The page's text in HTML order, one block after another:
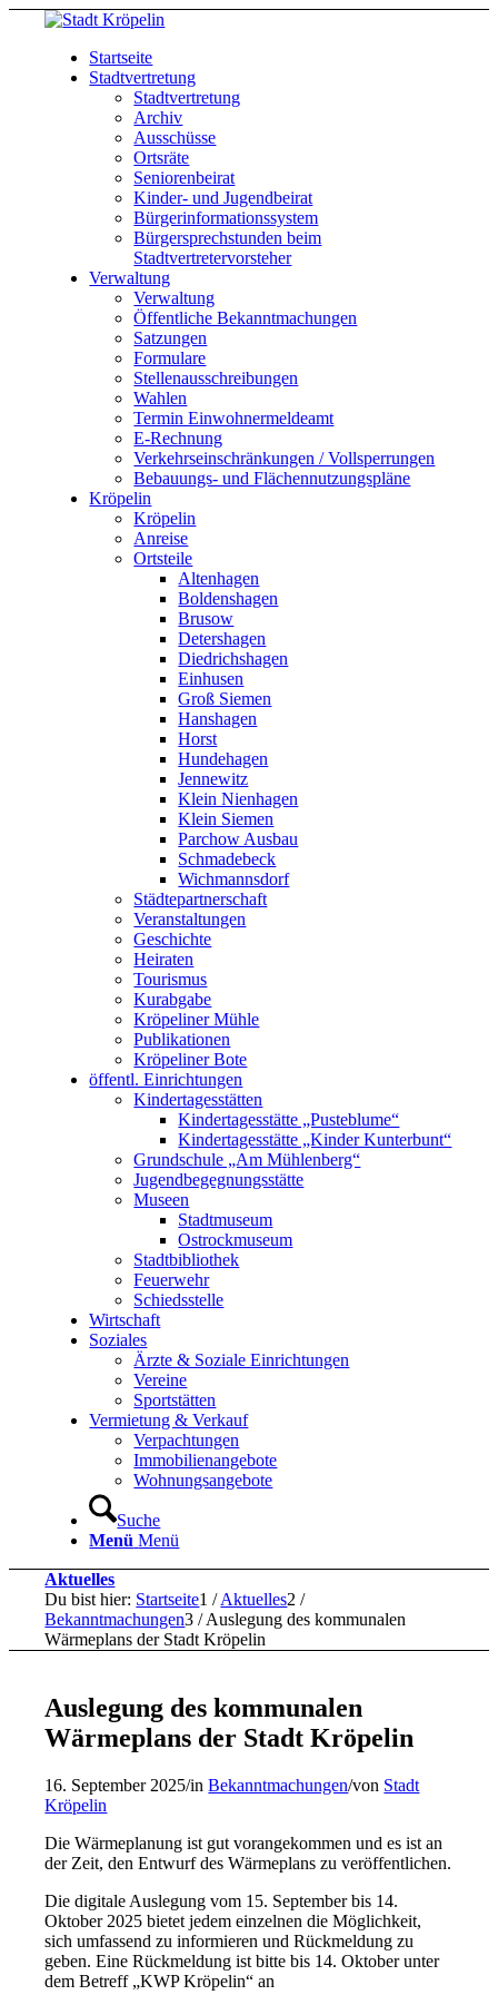
Startseite
Stadtvertretung
Stadtvertretung
Archiv
Ausschüsse
Ortsräte
Seniorenbeirat
Kinder- und Jugendbeirat
Bürgerinformationssystem
Bürgersprechstunden beim
Stadtvertretervorsteher
Verwaltung
Verwaltung
Öffentliche Bekanntmachungen
Satzungen
Formulare
Stellenausschreibungen
Wahlen
Termin Einwohnermeldeamt
E-Rechnung
Verkehrseinschränkungen / Vollsperrungen
Bebauungs- und Flächennutzungspläne
Kröpelin
Kröpelin
Anreise
Ortsteile
Altenhagen
Boldenshagen
Brusow
Detershagen
Diedrichshagen
Einhusen
Groß Siemen
Hanshagen
Horst
Hundehagen
Jennewitz
Klein Nienhagen
Klein Siemen
Parchow Ausbau
Schmadebeck
Wichmannsdorf
Städtepartnerschaft
Veranstaltungen
Geschichte
Heiraten
Tourismus
Kurabgabe
Kröpeliner Mühle
Publikationen
Kröpeliner Bote
öffentl. Einrichtungen
Kindertagesstätten
Kindertagesstätte „Pusteblume“
Kindertagesstätte „Kinder Kunterbunt“
Grundschule „Am Mühlenberg“
Jugendbegegnungsstätte
Museen
Stadtmuseum
Ostrockmuseum
Stadtbibliothek
Feuerwehr
Schiedsstelle
Wirtschaft
Soziales
Ärzte & Soziale Einrichtungen
Vereine
Sportstätten
Vermietung & Verkauf
Verpachtungen
Immobilienangebote
Wohnungsangebote
Suche
Menü Menü
Aktuelles
Du bist hier: Startseite1 / Aktuelles2 /
Bekanntmachungen3 / Auslegung des kommunalen
Wärmeplans der Stadt Kröpelin
Auslegung des kommunalen
Wärmeplans der Stadt Kröpelin
16. September 2025/inBekanntmachungen/von Stadt
Kröpelin
Die Wärmeplanung ist gut vorangekommen und es ist an
der Zeit, den Entwurf des Wärmeplans zu veröffentlichen.
Die digitale Auslegung vom 15. September bis 14.
Oktober 2025 bietet jedem einzelnen die Möglichkeit,
sich umfassend zu informieren und Rückmeldung zu
geben. Eine Rückmeldung ist bitte bis 14. Oktober unter
dem Betreff „KWP Kröpelin“ an